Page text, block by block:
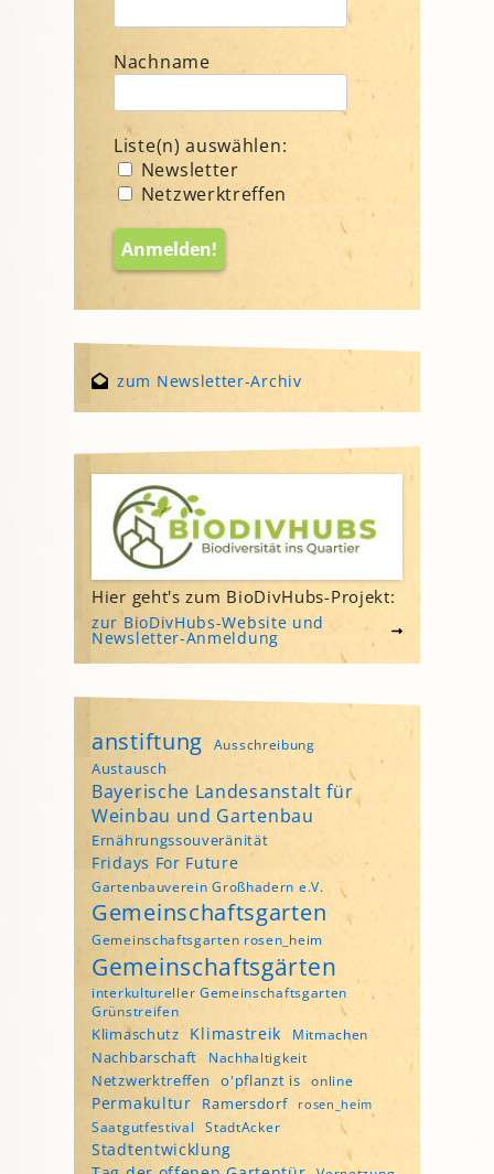
Nachname
Liste(n) auswählen:
Newsletter
Netzwerktreffen
zum Newsletter-Archiv
Hier geht's zum BioDivHubs-Projekt:
zur BioDivHubs-Website und
Newsletter-Anmeldung
anstiftung Ausschreibung
Austausch
Bayerische Landesanstalt für
Weinbau und Gartenbau
Ernährungssouveränität
Fridays For Future
Gartenbauverein Großhadern e.V.
Gemeinschaftsgarten
Gemeinschaftsgarten rosen_heim
Gemeinschaftsgärten
interkultureller Gemeinschaftsgarten
Grünstreifen
Klimaschutz Klimastreik Mitmachen
Nachbarschaft Nachhaltigkeit
Netzwerktreffen o'pflanzt is online
Permakultur Ramersdorf rosen_heim
Saatgutfestival StadtAcker
Stadtentwicklung